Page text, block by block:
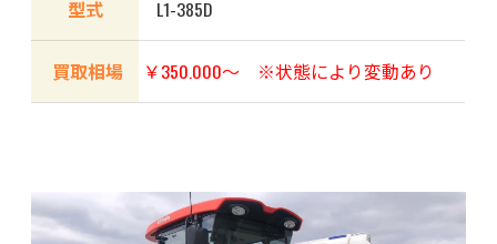
型式 L1-385D
買取相場 ￥350.000〜 ※状態により変動あり